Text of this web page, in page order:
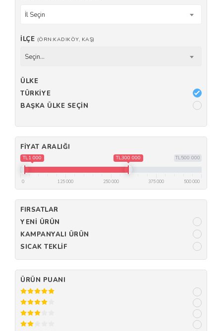
İl Seçin
İLÇE (ÖRN:KADIKÖY, KAŞ)
Seçin...
ÜLKE
TÜRKIYE
BAŞKA ÜLKE SEÇIN
FIYAT ARALIĞI
TL500 000
TL1 000 TL300 000
0 125 000 250 000 375 000 500 000
FIRSATLAR
YENI ÜRÜN
KAMPANYALI ÜRÜN
SICAK TEKLIF
ÜRÜN PUANI